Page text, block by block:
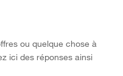
ou quelque chose à
ici des réponses ainsi